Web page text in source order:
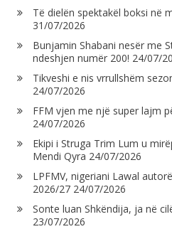
Të dielën spektakël boksi në
31/07/2026
Bunjamin Shabani nesër me
ndeshjen numër 200! 24/07/
Tikveshi e nis vrrullshëm
24/07/2026
FFM vjen me një super lajm
24/07/2026
Ekipi i Struga Trim Lum u
Mendi Qyra 24/07/2026
LPFMV, nigeriani Lawal
2026/27 24/07/2026
Sonte luan Shkëndija, ja në
23/07/2026